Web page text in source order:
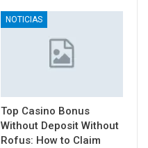
NOTICIAS
Top Casino Bonus
Without Deposit Without
Rofus: How to Claim